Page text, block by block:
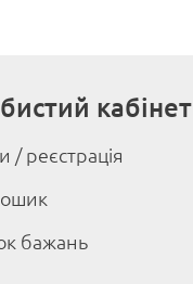
кабінет
/ реєстрація
бажань